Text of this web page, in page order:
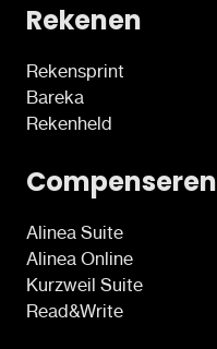
Rekenen
Rekensprint
Bareka
Rekenheld
Compenseren
Alinea Suite
Alinea Online
Kurzweil Suite
Read&Write